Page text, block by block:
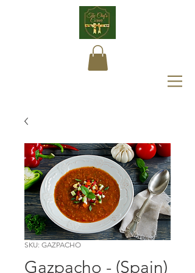
SKU: GAZPACHO
Gazpacho - (Spain)